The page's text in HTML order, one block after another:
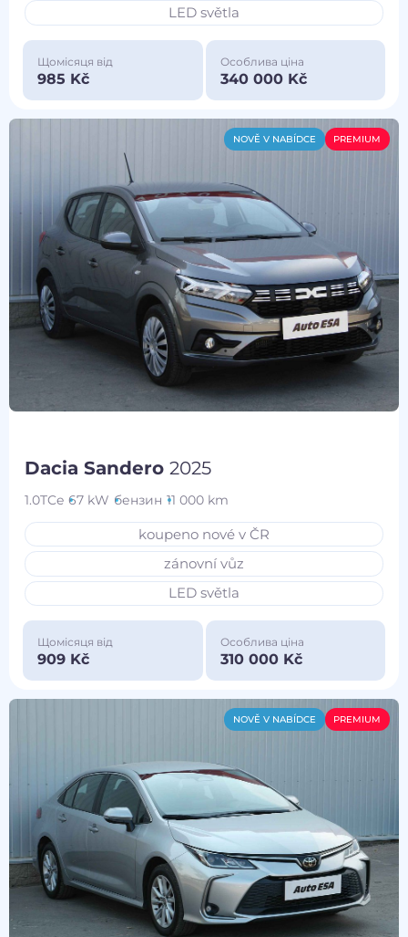
LED světla
Щомісяця від
985 Kč
Особлива ціна
340 000 Kč
NOVĚ V NABÍDCE PREMIUM
Dacia Sandero2025
1.0TCe 67 kW бензин 11 000 km
koupeno nové v ČR
zánovní vůz
LED světla
Щомісяця від
909 Kč
Особлива ціна
310 000 Kč
NOVĚ V NABÍDCE PREMIUM